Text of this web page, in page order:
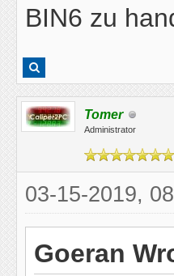
BIN6 zu
Tomer
Administrator
03-15-2019,
Goeran